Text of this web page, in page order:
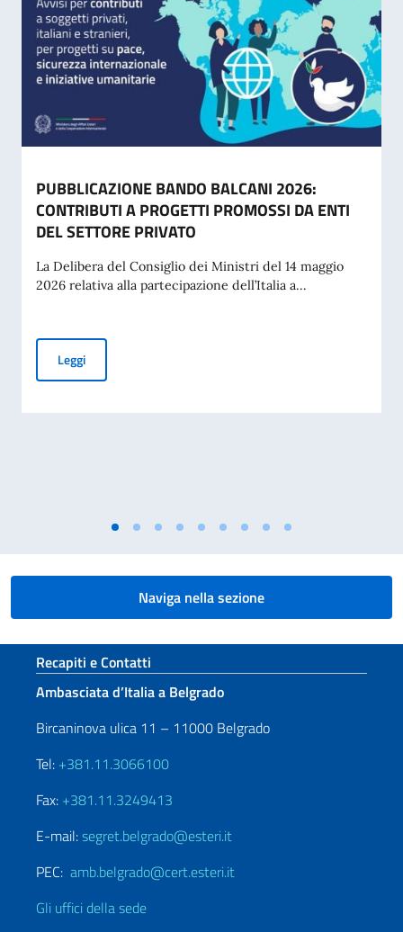
PUBBLICAZIONE BANDO BALCANI 2026:
CONTRIBUTI A PROGETTI PROMOSSI DA ENTI
DEL SETTORE PRIVATO
La Delibera del Consiglio dei Ministri del 14 maggio
2026 relativa alla partecipazione dell’Italia a...
LeggiPUBBLICAZIONE BANDO BALCANI 2026: CONTRIBUTI A
Naviga nella sezione
Sezione footer
Recapiti e Contatti
Ambasciata d’Italia a Belgrado
Bircaninova ulica 11 – 11000 Belgrado
Tel: +381.11.3066100
Fax: +381.11.3249413
E-mail:segret.belgrado@esteri.it
PEC: amb.belgrado@cert.esteri.it
Gli uffici della sede